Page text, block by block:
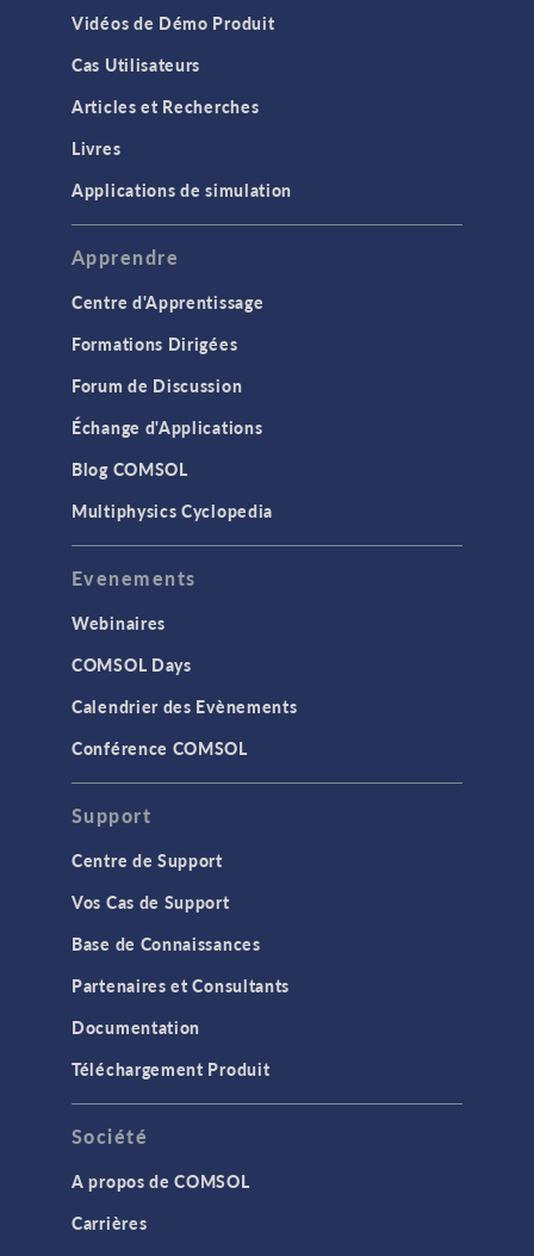
Vidéos de Démo Produit
Cas Utilisateurs
Articles et Recherches
Livres
Applications de simulation
Apprendre
Centre d'Apprentissage
Formations Dirigées
Forum de Discussion
Échange d'Applications
Blog COMSOL
Multiphysics Cyclopedia
Evenements
Webinaires
COMSOL Days
Calendrier des Evènements
Conférence COMSOL
Support
Centre de Support
Vos Cas de Support
Base de Connaissances
Partenaires et Consultants
Documentation
Téléchargement Produit
Société
A propos de COMSOL
Carrières